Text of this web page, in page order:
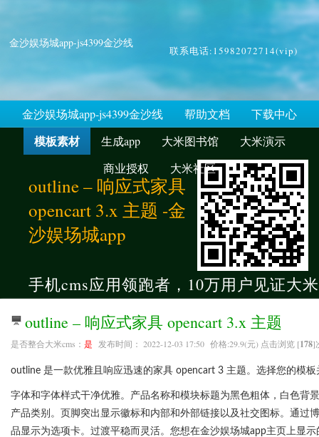
金沙娱场城app-js4399金沙线
联系电话:15982072714(vip)
金沙娱场城app-js4399金沙线 帮助文档 下载中心
模板素材 生成app 大米图书馆
大米演示
商业授权
大米社区
outline – 响应式家具
opencart 3.x 主题 -金
沙娱场城app
手机cms应用领跑者，10万用户见证大
outline – 响应式家具 opencart 3.x 主题
是否整合大米cms： 是 发布时间： 2022-12-03 17:50 价格:29.9(元) 点击浏览 [178]
outline 是一款优雅且响应迅速的家具 opencart 3 主题。选择您的模
字体和字体样式干净优雅。产品名称和模块标题为黑色粗体，白色
产品类别。页脚突出显示徽标和内部和外部链接以及社交图标。通
品显示为选项卡。过渡平稳而灵活。您想在金沙娱场城app主页上显